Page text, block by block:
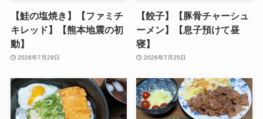
【鮭の塩焼き】【ファミチ
キレッド】【熊本地震の初
動】
2026年7月29日
【餃子】【豚骨チャーシュ
ーメン】【息子預けて昼
寝】
2026年7月25日